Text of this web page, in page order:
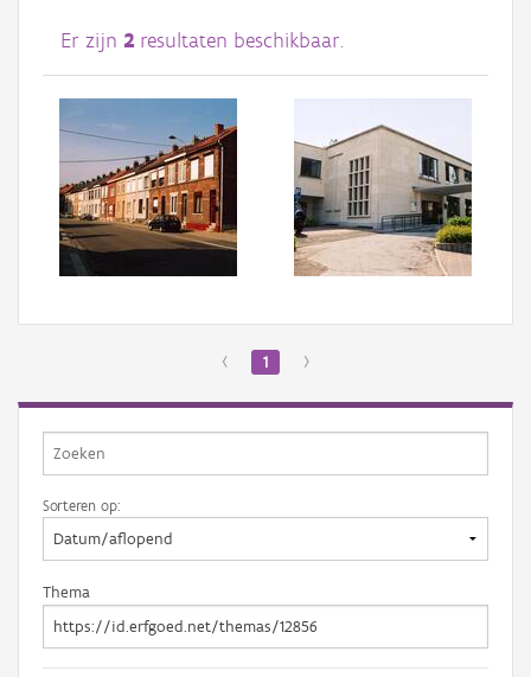
Afbeeldingen
#BeeldIndeKijker
Hergebruik
Over ons
Aanmelden
Er zijn 2 resultaten beschikbaar.
‹ 1 ›
Sorteren op:
Thema